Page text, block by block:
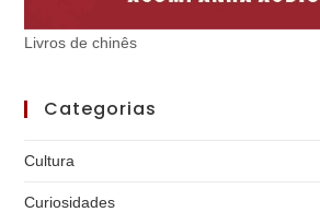
Livros de chinês
Categorias
Cultura
Curiosidades